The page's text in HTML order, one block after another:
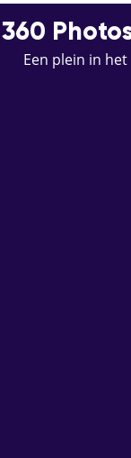
360
Een plein in